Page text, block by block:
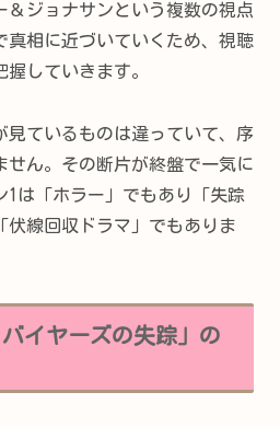
＆ジョナサンという複数の視点
真相に近づいていくため、視聴
していきます。
見ているものは違っていて、序
せん。その断片が終盤で一気に
1は「ホラー」でもあり「失踪
伏線回収ドラマ」でもありま
イヤーズの失踪」の